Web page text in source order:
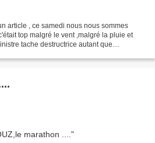
article , ce samedi nous nous sommes
top malgré le vent ,malgré la pluie et
tache destructrice autant que